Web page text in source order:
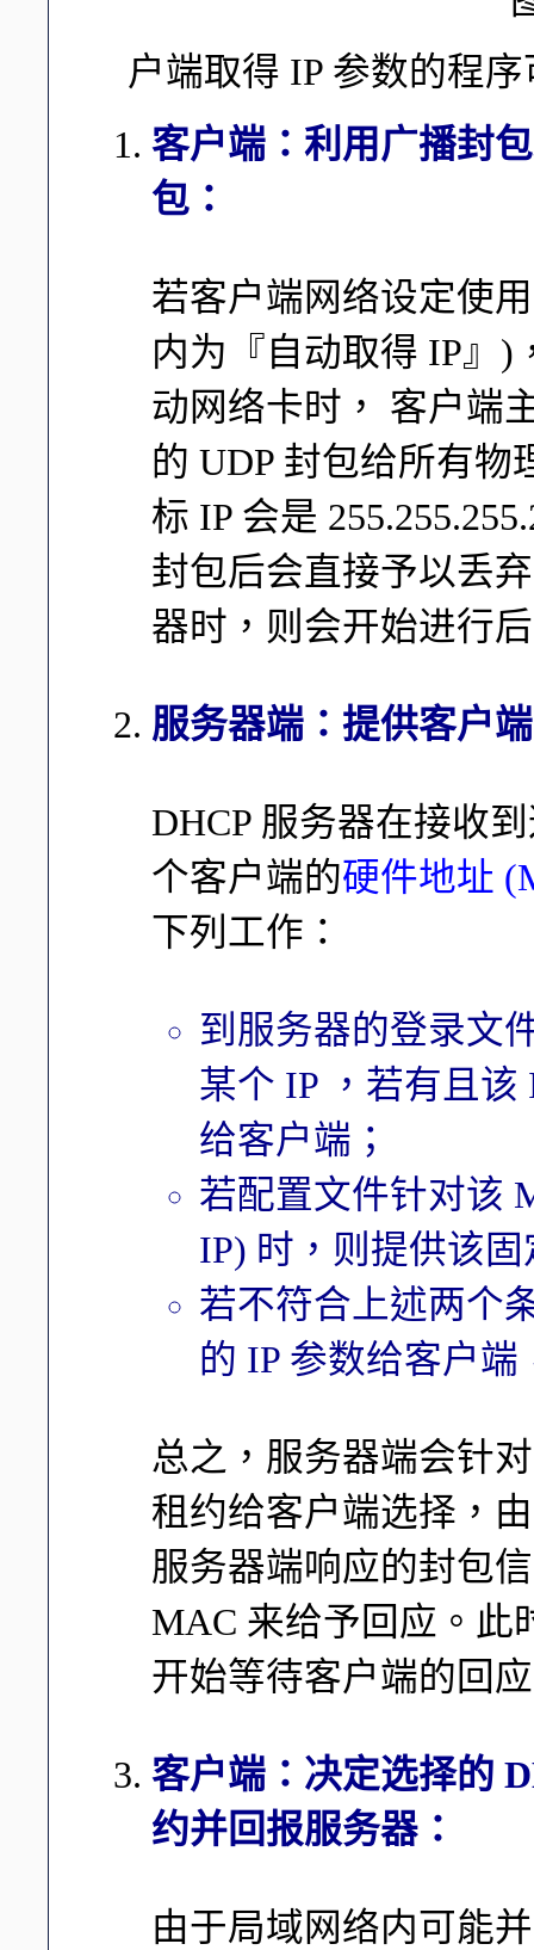
户端取得 IP 参数的程
客户端：利用广播封
包：
若客户端网络设定使
内为『自动取得 IP』)
动网络卡时， 客户端
的 UDP 封包给所有
标 IP 会是
封包后会直接予以丢
器时，则会开始进行
服务器端：提供客户
DHCP 服务器在接收
个客户端的硬件地址
下列工作：
到服务器的登录文
某个 IP ，若有且
给客户端；
若配置文件针对该
IP) 时，则提供该
若不符合上述两个
的 IP 参数给客户
总之，服务器端会针
租约给客户端选择，
服务器端响应的封包
MAC 来给予回应。此
开始等待客户端的回
客户端：决定选择的
约并回报服务器：
由于局域网络内可能